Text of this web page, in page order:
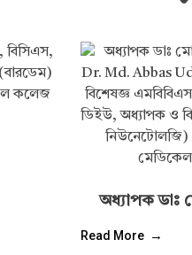
অধ্যাপক ডাঃ
Read More